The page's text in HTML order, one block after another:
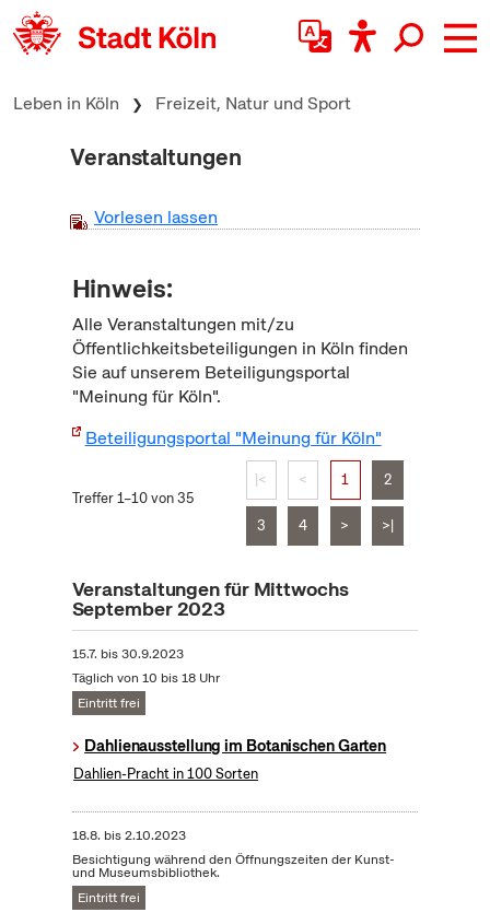
zum Inhalt springen
Leben in Köln Freizeit, Natur und Sport
Veranstaltungen
Vorlesen lassen
Hinweis:
Alle Veranstaltungen mit/zu
Öffentlichkeitsbeteiligungen in Köln finden
Sie auf unserem Beteiligungsportal
"Meinung für Köln".
Beteiligungsportal "Meinung für Köln"
Treffer 1–10 von 35
|< < 1 2
3 4 > >|
Veranstaltungen für Mittwochs
September 2023
15.7. bis30.9.2023
Täglich von 10 bis 18 Uhr
Eintritt frei
Dahlienausstellung im Botanischen Garten
Dahlien-Pracht in 100 Sorten
18.8. bis2.10.2023
Besichtigung während den Öffnungszeiten der Kunst-
und Museumsbibliothek.
Eintritt frei